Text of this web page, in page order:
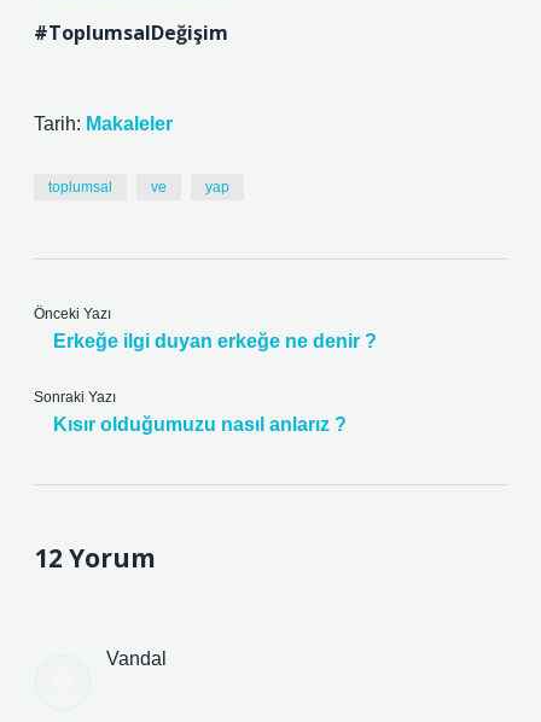
#ToplumsalDeğişim
Tarih: Makaleler
toplumsal ve yap
Önceki Yazı
Erkeğe ilgi duyan erkeğe ne denir ?
Sonraki Yazı
Kısır olduğumuzu nasıl anlarız ?
12 Yorum
Vandal